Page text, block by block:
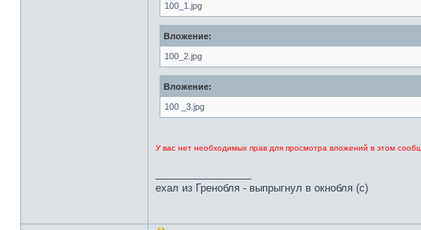
100_1.jpg
Вложение:
100_2.jpg
Вложение:
100 _3.jpg
У вас нет необходимых прав для просмотра вложений в этом
ехал из Гренобля - выпрыгнул в окнобля (с)